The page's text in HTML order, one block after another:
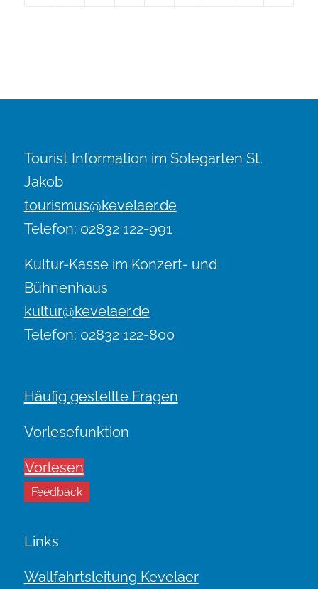
Tourist Information im Solegarten St.
Jakob
tourismus@kevelaer.de
Telefon: 02832 122-991
Kultur-Kasse im Konzert- und
Bühnenhaus
kultur@kevelaer.de
Telefon: 02832 122-800
Häufig gestellte Fragen
Vorlesefunktion
Vorlesen
Feedback
Links
Wallfahrtsleitung Kevelaer